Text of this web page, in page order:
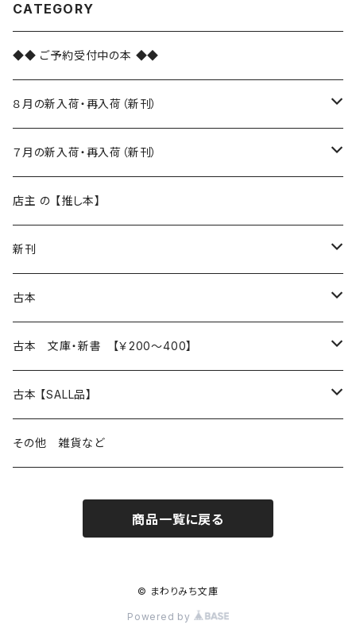
CATEGORY
◆◆ ご予約受付中の本 ◆◆
８月の新入荷・再入荷（新刊）
新入荷
再入荷
７月の新入荷・再入荷（新刊）
新入荷
再入荷
店主 の 【推し本】
新刊
本 の あれこれ
読書のこと
本屋のこと
文芸
近代小説 エッセイ 戯曲（日本人作家）
現代小説 エッセイ 戯曲（日本人作家）
現代小説 エッセイ 戯曲（外国人作家）
日々 の できこと
日常の 風景 群像
生き方 ライフスタイル
人生 生き方 について考える
食べ物 料理
古本
本 の あれこれ
読書のこと
本屋のこと
日本文学
小説 エッセイ 戯曲（日本人作家）
海外文学
詩（外国人作家）
ファンタジー SF 幻想文学（外国人作家）
日常の 風景 群像
生き方 ライフスタイル
趣味 ファッション 生活用品 雑貨
古本 文庫・新書 【￥200～400】
日本文学
小説 エッセイ 戯曲
海外文学
古本 【SALL品】
20％OFF
その他 雑貨など
商品一覧に戻る
© まわりみち文庫
Powered by